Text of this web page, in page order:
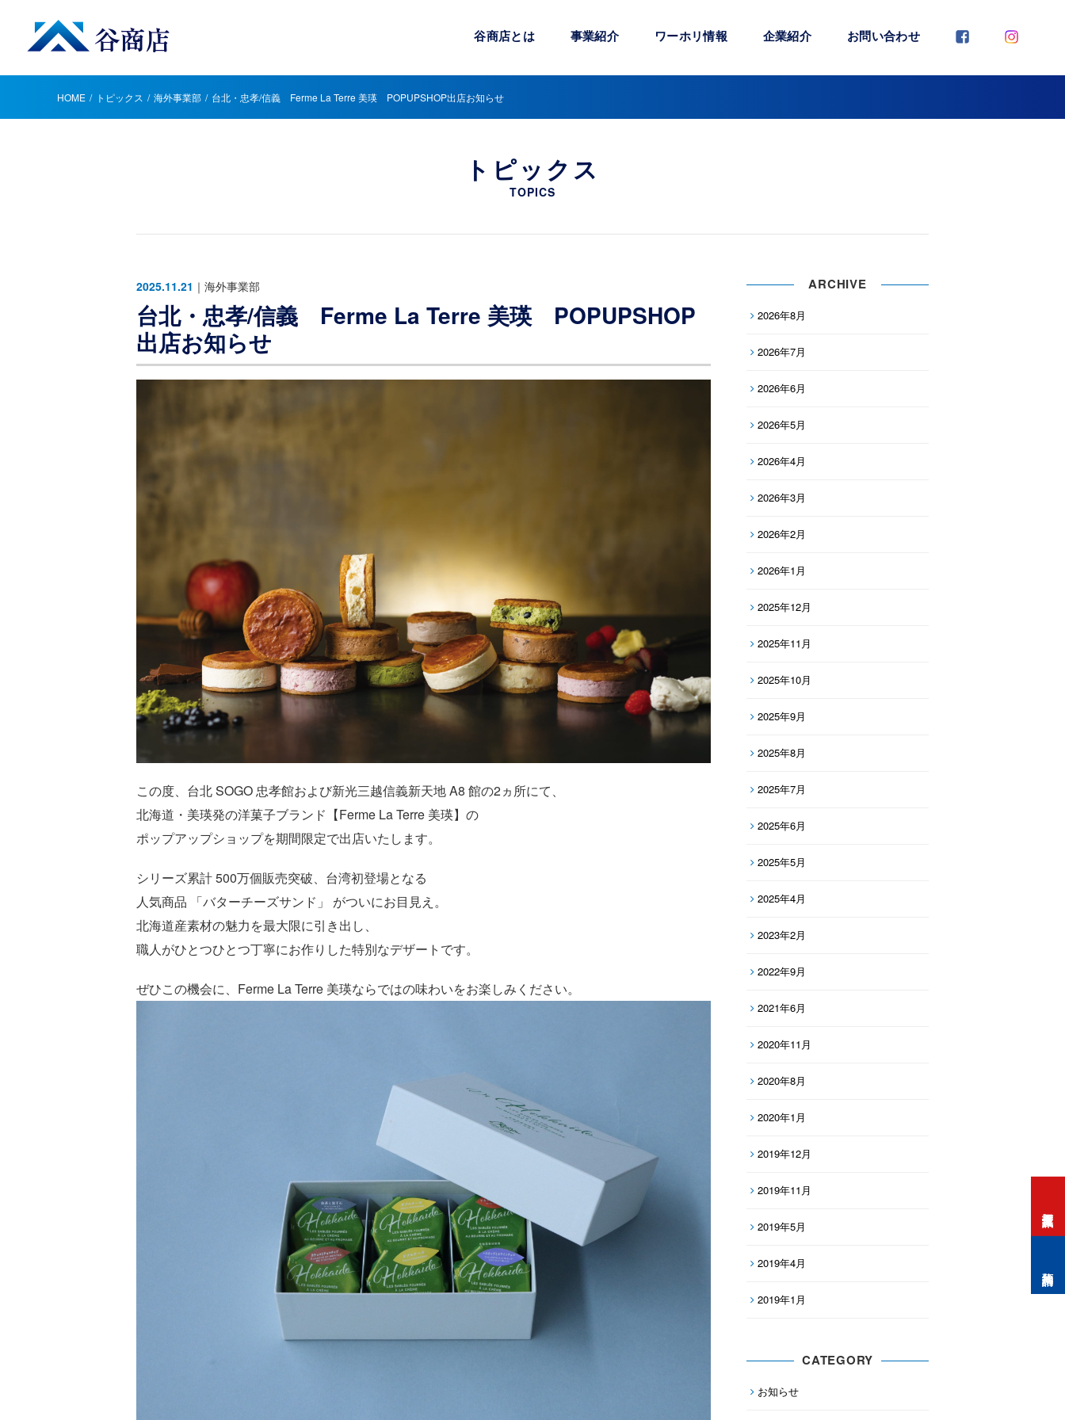
谷商店とは 事業紹介 ワーホリ情報 企業紹介 お問い合わせ
HOME トピックス 海外事業部 台北・忠孝/信義 Ferme La Terre 美瑛 POPUPSHOP出店お知らせ
トピックス
TOPICS
2025.11.21 ｜ 海外事業部
台北・忠孝/信義 Ferme La Terre 美瑛 POPUPSHOP
出店お知らせ
この度、台北 SOGO 忠孝館および新光三越信義新天地 A8 館の2ヵ所にて、
北海道・美瑛発の洋菓子ブランド【Ferme La Terre 美瑛】の
ポップアップショップを期間限定で出店いたします。
シリーズ累計 500万個販売突破、台湾初登場となる
人気商品 「バターチーズサンド」 がついにお目見え。
北海道産素材の魅力を最大限に引き出し、
職人がひとつひとつ丁寧にお作りした特別なデザートです。
ぜひこの機会に、Ferme La Terre 美瑛ならではの味わいをお楽しみください。
ARCHIVE
2026年8月
2026年7月
2026年6月
2026年5月
2026年4月
2026年3月
2026年2月
2026年1月
2025年12月
2025年11月
2025年10月
2025年9月
2025年8月
2025年7月
2025年6月
2025年5月
2025年4月
2023年2月
2022年9月
2021年6月
2020年11月
2020年8月
2020年1月
2019年12月
2019年11月
2019年5月
2019年4月
2019年1月
CATEGORY
お知らせ